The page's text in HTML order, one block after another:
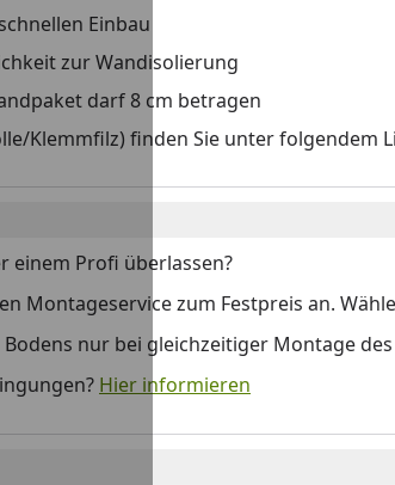
Einbau
zur Wandisolierung
darf 8 cm betragen
Klemmfilz) finden Sie unter folgendem
einem Profi überlassen?
Montageservice zum Festpreis an.
nur bei gleichzeitiger Montage
Hier informieren